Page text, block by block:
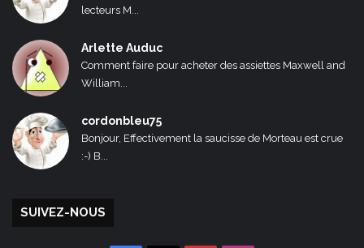
lecteurs M...
Arlette Auduc
Comment faire pour acheter des assiettes Maxwell and
William...
cordonbleu75
Bonjour, Effectivement la saucisse de Morteau est crue
:-) B...
SUIVEZ-NOUS